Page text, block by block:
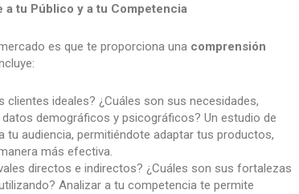
tu Público y a tu Competencia
es que te proporciona una comprensión
clientes ideales? ¿Cuáles son sus necesidades,
demográficos y psicográficos? Un estudio de
tu audiencia, permitiéndote adaptar tus productos,
más efectiva.
directos e indirectos? ¿Cuáles son sus fortalezas
Analizar a tu competencia te permite